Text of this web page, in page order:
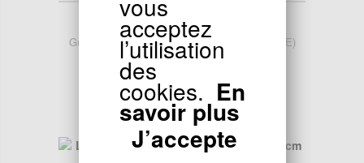
47.75
Guidon pour Quad Shineray 350cc (XY350ST-E)
vous
acceptez
l’utilisation
des
cookies. En
savoir plus
J’accepte